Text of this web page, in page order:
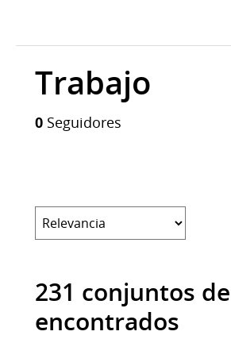
Trabajo
0 Seguidores
231 conjuntos
encontrados